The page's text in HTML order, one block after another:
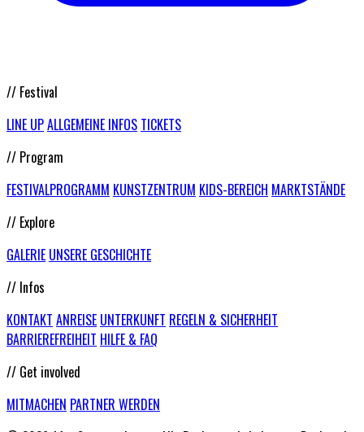
// Festival
LINE UPALLGEMEINE INFOS TICKETS
// Program
FESTIVALPROGRAMM KUNSTZENTRUM KIDS-BEREICH MARKTSTÄNDE
// Explore
GALERIE UNSERE GESCHICHTE
// Infos
KONTAKT ANREISE UNTERKUNFT REGELN & SICHERHEIT
BARRIEREFREIHEIT HILFE & FAQ
// Get involved
MITMACHEN PARTNER WERDEN